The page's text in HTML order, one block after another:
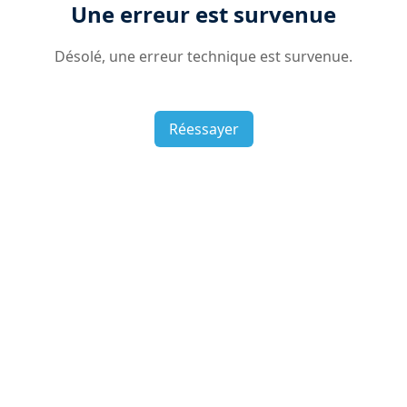
Une erreur est survenue
Désolé, une erreur technique est survenue.
Réessayer